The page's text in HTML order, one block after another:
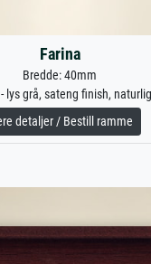
Farina
Bredde: 40mm
lys grå, sateng finish, naturlig
detaljer / Bestill ramme